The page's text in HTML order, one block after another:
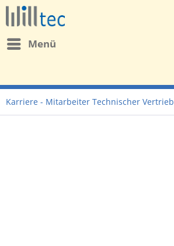
Menü
Karriere - Mitarbeiter Technischer Vertrieb